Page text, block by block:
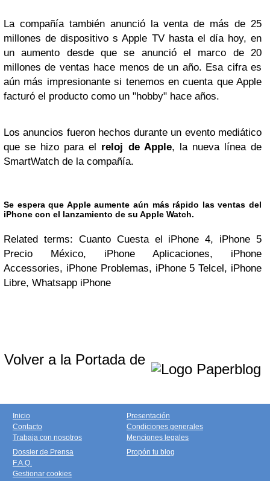
La compañía también anunció la venta de más de 25
millones de dispositivo s Apple TV hasta el día hoy, en
un aumento desde que se anunció el marco de 20
millones de ventas hace menos de un año. Esa cifra es
aún más impresionante si tenemos en cuenta que Apple
facturó el producto como un "hobby" hace años.
Los anuncios fueron hechos durante un evento mediático
que se hizo para el reloj de Apple, la nueva línea de
SmartWatch de la compañía.
Se espera que Apple aumente aún más rápido las ventas del
iPhone con el lanzamiento de su Apple Watch.
Related terms: Cuanto Cuesta el iPhone 4, iPhone 5
Precio México, iPhone Aplicaciones, iPhone
Accessories, iPhone Problemas, iPhone 5 Telcel, iPhone
Libre, Whatsapp iPhone
Volver a la Portada de
Inicio
Contacto
Trabaja con nosotros
Presentación
Condiciones generales
Menciones legales
Dossier de Prensa
F.A.Q.
Gestionar cookies
Propón tu blog